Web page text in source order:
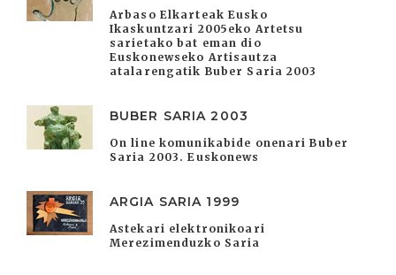
Arbaso Elkarteak Eusko
Ikaskuntzari 2005eko Artetsu
sarietako bat eman dio
Euskonewseko Artisautza
atalarengatik Buber Saria 2003
BUBER SARIA 2003
On line komunikabide onenari Buber
Saria 2003. Euskonews
ARGIA SARIA 1999
Astekari elektronikoari
Merezimenduzko Saria